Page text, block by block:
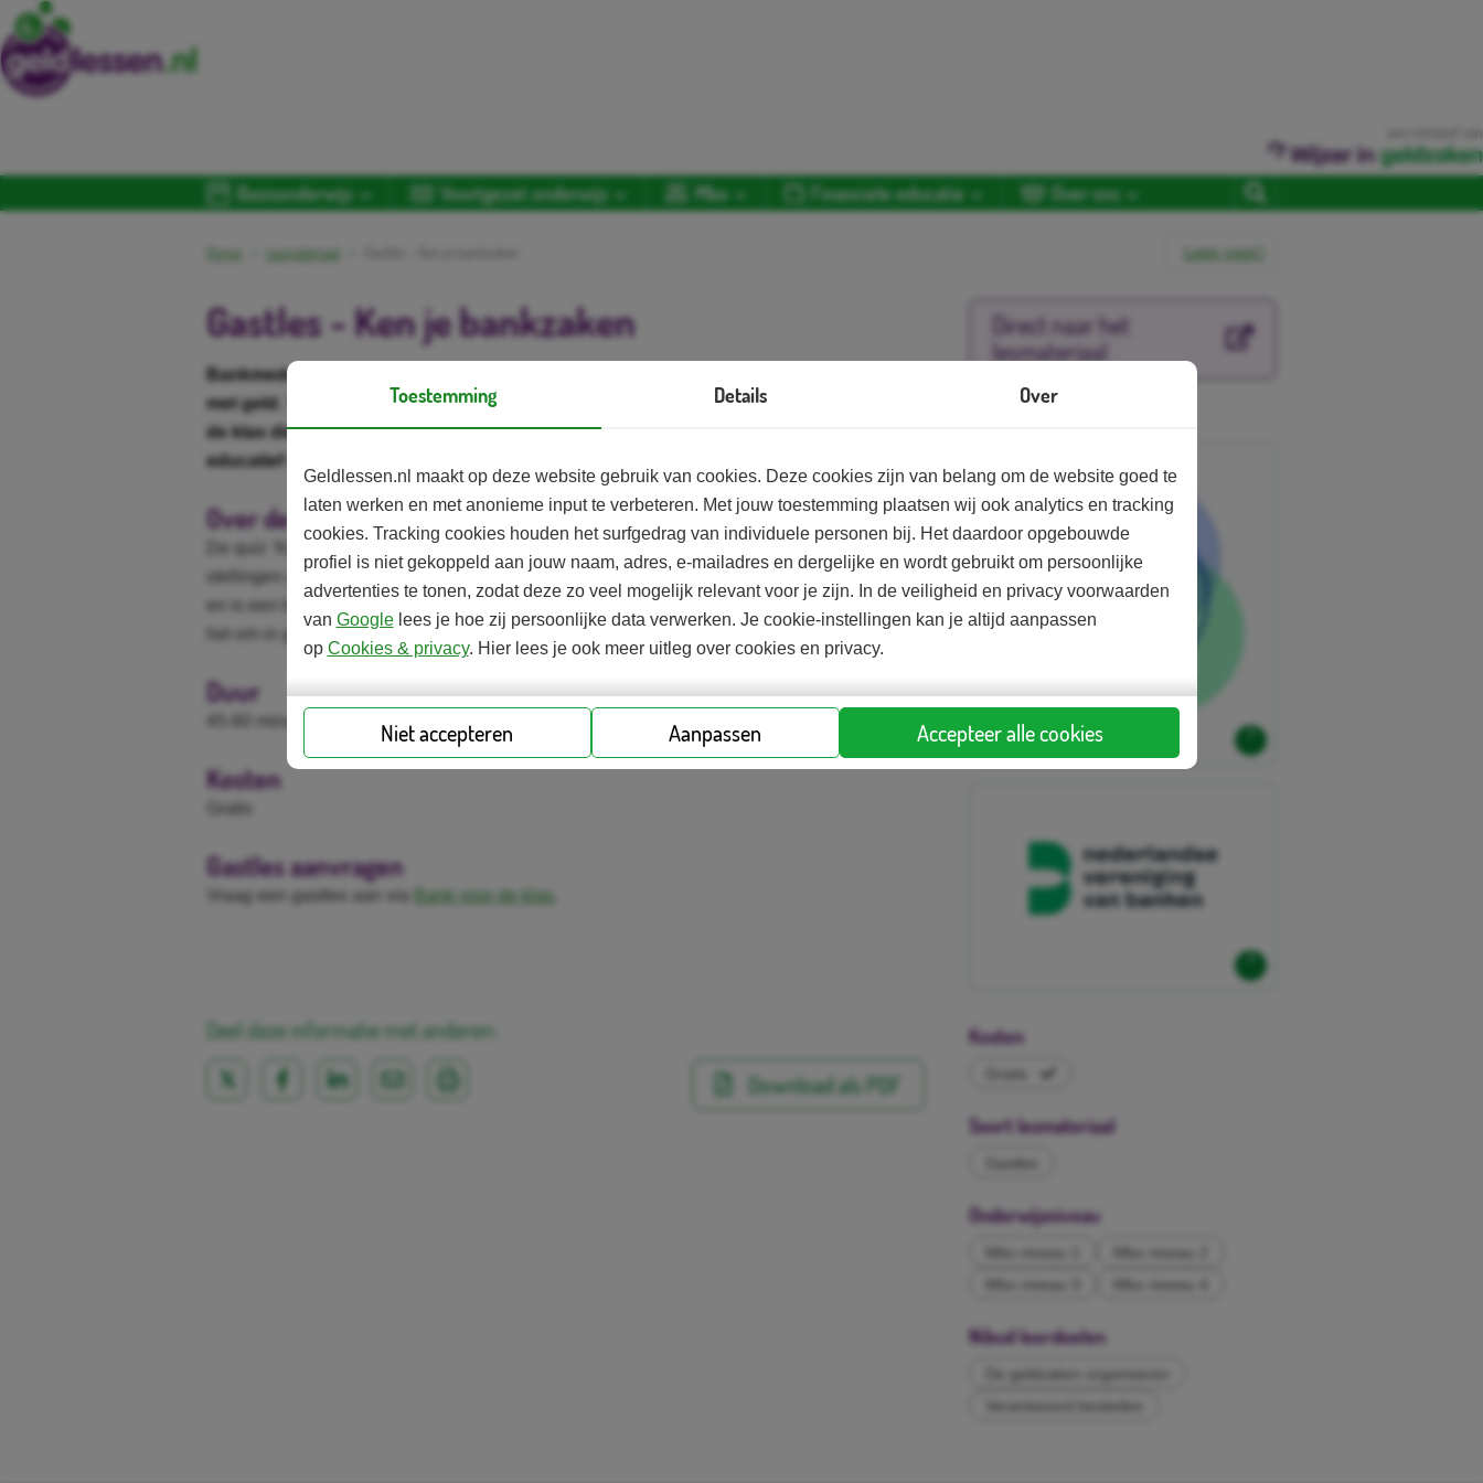
een initiatief van
Basisonderwijs Voortgezet onderwijs Mbo Financiele educatie Over ons
Home Lesmateriaal Lees voor
Gastles - Ken je bankzaken
Bankmedewerkers delen graag hun expertise op het gebied van verstandig omgaan
met geld. Tijdens een gastles Bank voor de klas ontvang je een bankmedewerker in
de klas die samen met jouw studenten de Cash Quiz speelt. De Cash Quiz is een
educatief spel over omgaan met geld voor het middelbaar beroepsonderwijs.
Over de gastles
De quiz ‘Ken je bankzaken!’ bestaat uit 12 vragen en 4 stellingen. De quizvragen en de
stellingen geven voldoende houvast voor een goed gesprek over onderwerpen als: wat doet
en is een bank, geldezels, schulden en hoe voorkom je die en veilig bankieren.Hoe leuk is
het om in gesprek te gaan met iemand die echt bij een bank werkt?
Duur
Kosten
Gratis
Gastles aanvragen
Vraag een gastles aan via Bank voor de klas
Deel deze informatie met anderen:
Download als PDF
Direct naar het
lesmateriaal
Kosten
Soort lesmateriaal
Onderwijsniveau
Nibud leerdoelen
De geldzaken organiseren
Toestemming Details Over
Geldlessen.nl maakt op deze website gebruik van cookies. Deze cookies zijn van belang om de website goed te
laten werken en met anonieme input te verbeteren. Met jouw toestemming plaatsen wij ook analytics en tracking
cookies. Tracking cookies houden het surfgedrag van individuele personen bij. Het daardoor opgebouwde
profiel is niet gekoppeld aan jouw naam, adres, e-mailadres en dergelijke en wordt gebruikt om persoonlijke
advertenties te tonen, zodat deze zo veel mogelijk relevant voor je zijn. In de veiligheid en privacy voorwaarden
van Googlelees je hoe zij persoonlijke data verwerken. Je cookie-instellingen kan je altijd aanpassen
op Cookies & privacy. Hier lees je ook meer uitleg over cookies en privacy.
Niet accepteren Aanpassen Accepteer alle cookies